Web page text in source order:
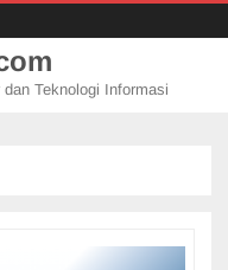
Teknologi Informasi